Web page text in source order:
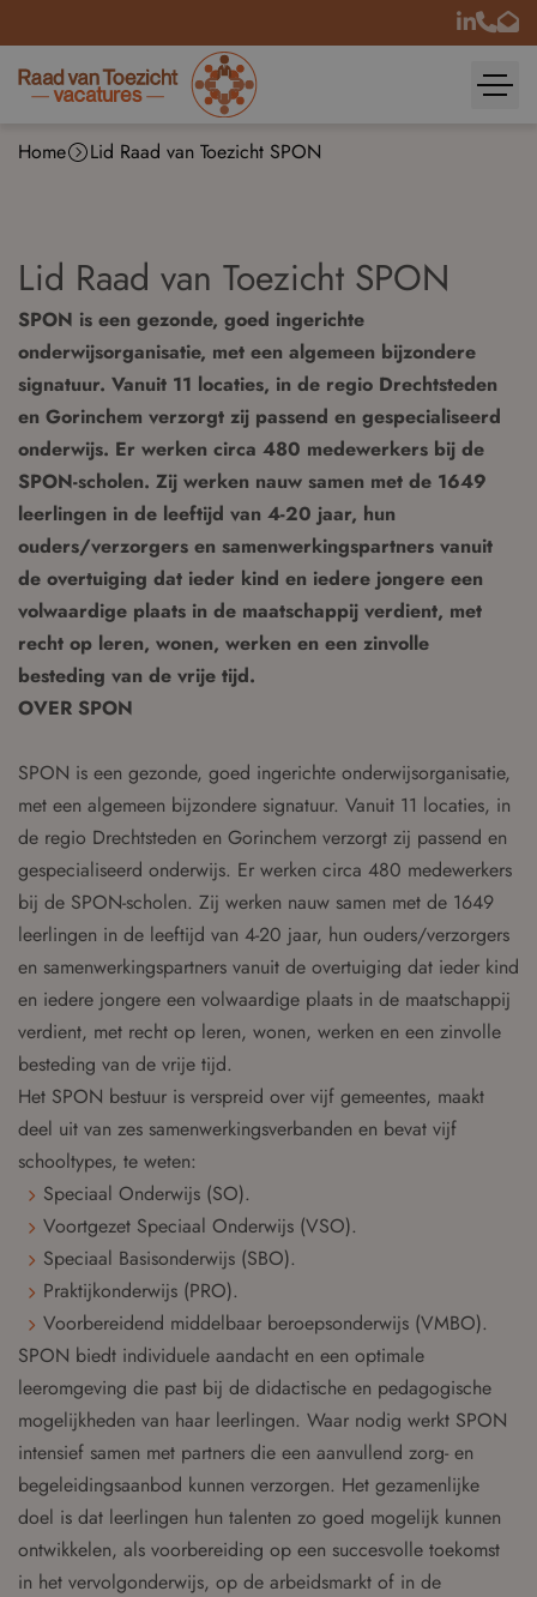
Home Lid Raad van Toezicht SPON
Lid Raad van Toezicht SPON
SPON is een gezonde, goed ingerichte
onderwijsorganisatie, met een algemeen bijzondere
signatuur. Vanuit 11 locaties, in de regio Drechtsteden
en Gorinchem verzorgt zij passend en gespecialiseerd
onderwijs. Er werken circa 480 medewerkers bij de
SPON-scholen. Zij werken nauw samen met de 1649
leerlingen in de leeftijd van 4-20 jaar, hun
ouders/verzorgers en samenwerkingspartners vanuit
de overtuiging dat ieder kind en iedere jongere een
volwaardige plaats in de maatschappij verdient, met
recht op leren, wonen, werken en een zinvolle
besteding van de vrije tijd.
OVER SPON
SPON is een gezonde, goed ingerichte onderwijsorganisatie,
met een algemeen bijzondere signatuur. Vanuit 11 locaties, in
de regio Drechtsteden en Gorinchem verzorgt zij passend en
gespecialiseerd onderwijs. Er werken circa 480 medewerkers
bij de SPON-scholen. Zij werken nauw samen met de 1649
leerlingen in de leeftijd van 4-20 jaar, hun ouders/verzorgers
en samenwerkingspartners vanuit de overtuiging dat ieder kind
en iedere jongere een volwaardige plaats in de maatschappij
verdient, met recht op leren, wonen, werken en een zinvolle
besteding van de vrije tijd.
Het SPON bestuur is verspreid over vijf gemeentes, maakt
deel uit van zes samenwerkingsverbanden en bevat vijf
schooltypes, te weten:
Speciaal Onderwijs (SO).
Voortgezet Speciaal Onderwijs (VSO).
Speciaal Basisonderwijs (SBO).
Praktijkonderwijs (PRO).
Voorbereidend middelbaar beroepsonderwijs (VMBO).
SPON biedt individuele aandacht en een optimale
leeromgeving die past bij de didactische en pedagogische
mogelijkheden van haar leerlingen. Waar nodig werkt SPON
intensief samen met partners die een aanvullend zorg- en
begeleidingsaanbod kunnen verzorgen. Het gezamenlijke
doel is dat leerlingen hun talenten zo goed mogelijk kunnen
ontwikkelen, als voorbereiding op een succesvolle toekomst
in het vervolgonderwijs, op de arbeidsmarkt of in de